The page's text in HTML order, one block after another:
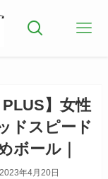
】女性
ドスピード
ボール｜
2023年4月20日